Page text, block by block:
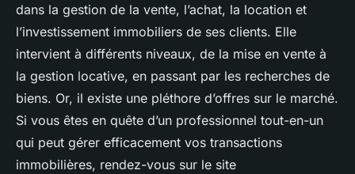
dans la gestion de la vente, l’achat, la location et
l’investissement immobiliers de ses clients. Elle
intervient à différents niveaux, de la mise en vente à
la gestion locative, en passant par les recherches de
biens. Or, il existe une pléthore d’offres sur le marché.
Si vous êtes en quête d’un professionnel tout-en-un
qui peut gérer efficacement vos transactions
immobilières, rendez-vous sur le site